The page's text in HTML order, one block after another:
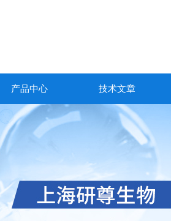
产品中心 技术文章